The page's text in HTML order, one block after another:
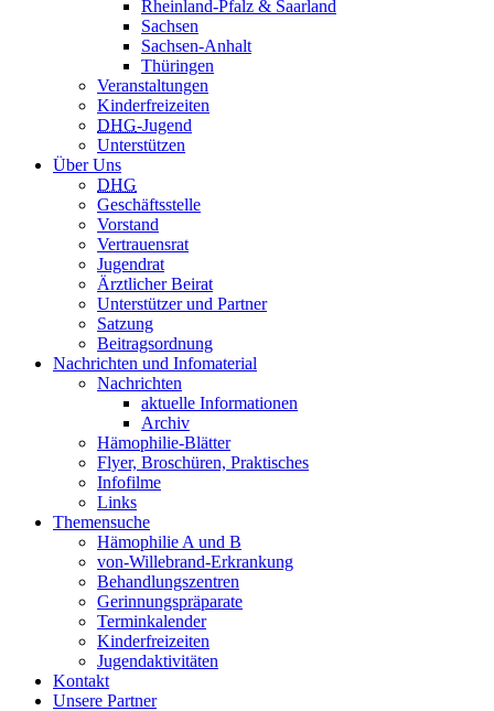
Rheinland-Pfalz & Saarland
Sachsen
Sachsen-Anhalt
Thüringen
Veranstaltungen
Kinderfreizeiten
DHG-Jugend
Unterstützen
Über Uns
DHG
Geschäftsstelle
Vorstand
Vertrauensrat
Jugendrat
Ärztlicher Beirat
Unterstützer und Partner
Satzung
Beitragsordnung
Nachrichten und Infomaterial
Nachrichten
aktuelle Informationen
Archiv
Hämophilie-Blätter
Flyer, Broschüren, Praktisches
Infofilme
Links
Themensuche
Hämophilie A und B
von-Willebrand-Erkrankung
Behandlungszentren
Gerinnungspräparate
Terminkalender
Kinderfreizeiten
Jugendaktivitäten
Kontakt
Unsere Partner